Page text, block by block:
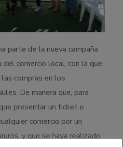
parte de la nueva campaña
del comercio local, con la que
compras en los
De manera que, para
presentar un ticket o
comercio por un
y que se haya realizado